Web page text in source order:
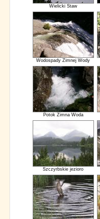
Wielicki Staw
Wodospady Zimnej Wody
Potok Zimna Woda
Szczyrbskie jezioro